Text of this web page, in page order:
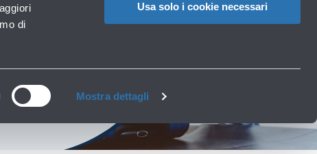
di
Mostra dettagli
Usa solo i cookie necessari